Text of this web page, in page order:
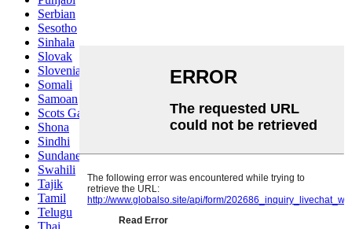
Serbian
Sesotho
Sinhala
Slovak
Slovenian
Somali
Samoan
Scots Gaelic
Shona
Sindhi
Sundanese
Swahili
Tajik
Tamil
Telugu
Thai